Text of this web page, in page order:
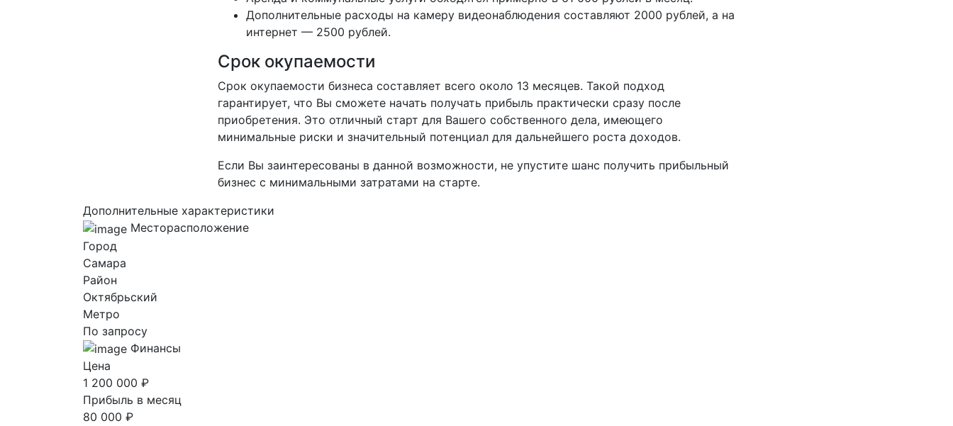
Дополнительные расходы на камеру видеонаблюдения составляют 2000 рублей, а на
интернет — 2500 рублей.
Срок окупаемости
Срок окупаемости бизнеса составляет всего около 13 месяцев. Такой подход
гарантирует, что Вы сможете начать получать прибыль практически сразу после
приобретения. Это отличный старт для Вашего собственного дела, имеющего
минимальные риски и значительный потенциал для дальнейшего роста доходов.
Если Вы заинтересованы в данной возможности, не упустите шанс получить прибыльный
бизнес с минимальными затратами на старте.
Дополнительные характеристики
Месторасположение
Город
Самара
Район
Октябрьский
Метро
По запросу
Финансы
Цена
1 200 000 ₽
Прибыль в месяц
80 000 ₽